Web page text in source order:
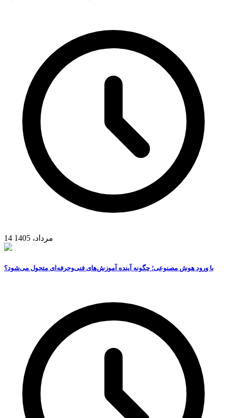
14 مرداد، 1405
با ورود هوش مصنوعی؛ چگونه آینده آموزش‌های فنی‌وحرفه‌ای متحول می‌شود؟